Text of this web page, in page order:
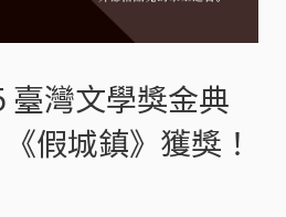
臺灣文學獎金典
假城鎮》獲獎！